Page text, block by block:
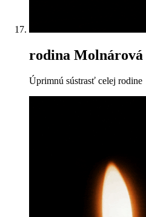
rodina Molnárová
Úprimnú sústrasť celej rodine